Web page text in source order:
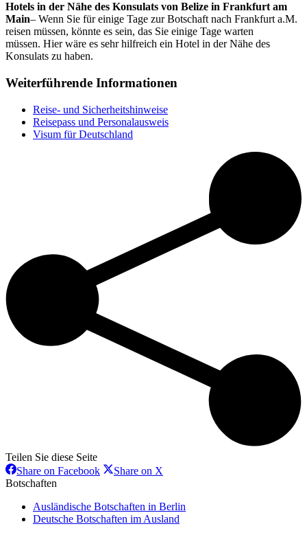
Hotels in der Nähe des Konsulats von Belize in Frankfurt am
Main– Wenn Sie für einige Tage zur Botschaft nach Frankfurt a.M.
reisen müssen, könnte es sein, das Sie einige Tage warten
müssen. Hier wäre es sehr hilfreich ein Hotel in der Nähe des
Konsulats zu haben.
Weiterführende Informationen
Reise- und Sicherheitshinweise
Reisepass und Personalausweis
Visum für Deutschland
Teilen Sie diese Seite
Share on FacebookShareShare on X
Botschaften
Ausländische Botschaften in Berlin
Deutsche Botschaften im Ausland